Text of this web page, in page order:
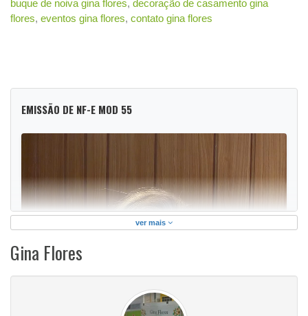
buque de noiva gina flores, decoração de casamento gina
flores, eventos gina flores, contato gina flores
EMISSÃO DE NF-E MOD 55
ver mais
Gina Flores